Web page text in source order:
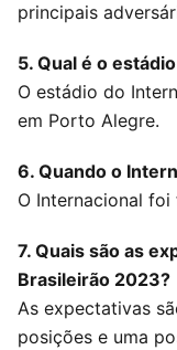
principais
5. Qual é o
O estádio do
em Porto Alegre.
6. Quando o
O Internacional
7. Quais são as
Brasileirão 2023?
As expectativas
posições e uma